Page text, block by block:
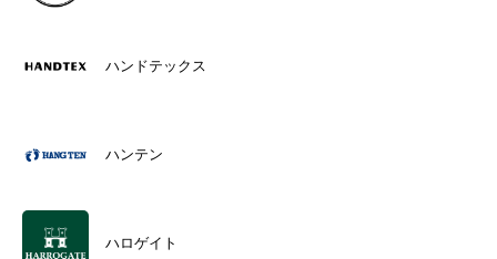
ハンドテックス
ハンテン
ハロゲイト